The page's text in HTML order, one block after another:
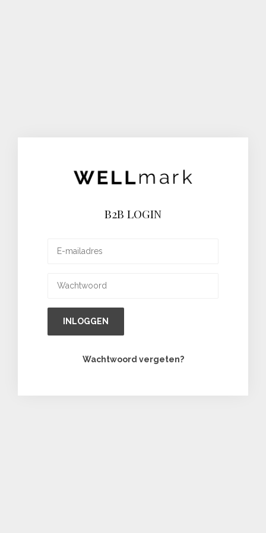
B2B LOGIN
INLOGGEN
Wachtwoord vergeten?